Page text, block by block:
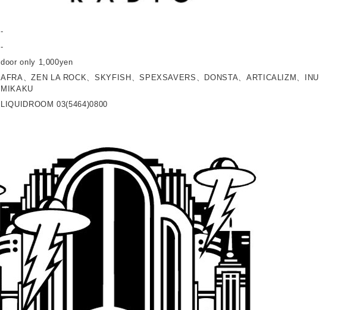
-
-
door only 1,000yen
AFRA、ZEN LA ROCK、SKYFISH、SPEXSAVERS、DONSTA、ARTICALIZM、INU
MIKAKU
LIQUIDROOM 03(5464)0800